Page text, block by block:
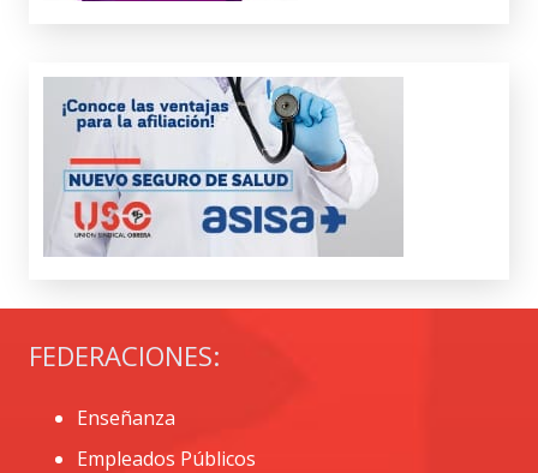
FEDERACIONES:
Enseñanza
Empleados Públicos